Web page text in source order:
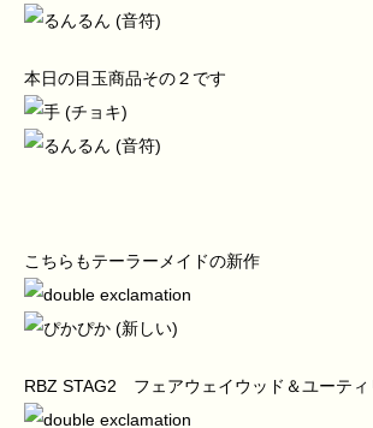
本日の目玉商品その２です
こちらもテーラーメイドの新作
RBZ STAG2 フェアウェイウッド＆ユーティ